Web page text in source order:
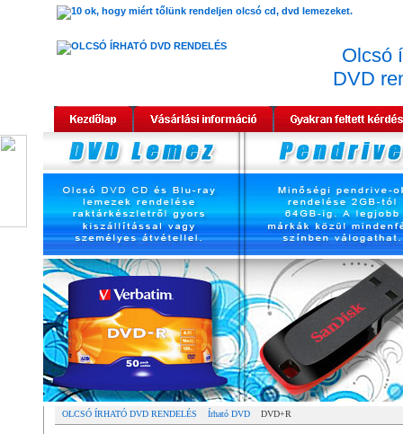
Olcsó
DVD
OLCSÓ ÍRHATÓ DVD RENDELÉS Írható DVD DVD+R